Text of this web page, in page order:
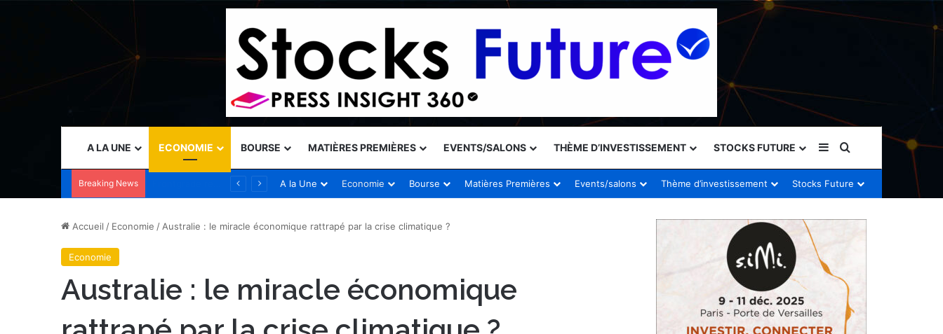
A LA UNE ECONOMIE BOURSE MATIÈRES PREMIÈRES EVENTS/SALONS THÈME D’INVESTISSEMENT STOCKS FUTURE Sidebar (barre
Rechercher
Breaking News A la Une Economie Bourse Matières Premières Events/salons Thème d’investissement Stocks Future
Accueil / Economie / Australie : le miracle économique rattrapé par la crise climatique ?
Economie
Australie : le miracle économique